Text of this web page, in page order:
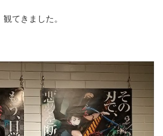
てきました。